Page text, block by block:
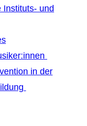
Instituts- und
in der